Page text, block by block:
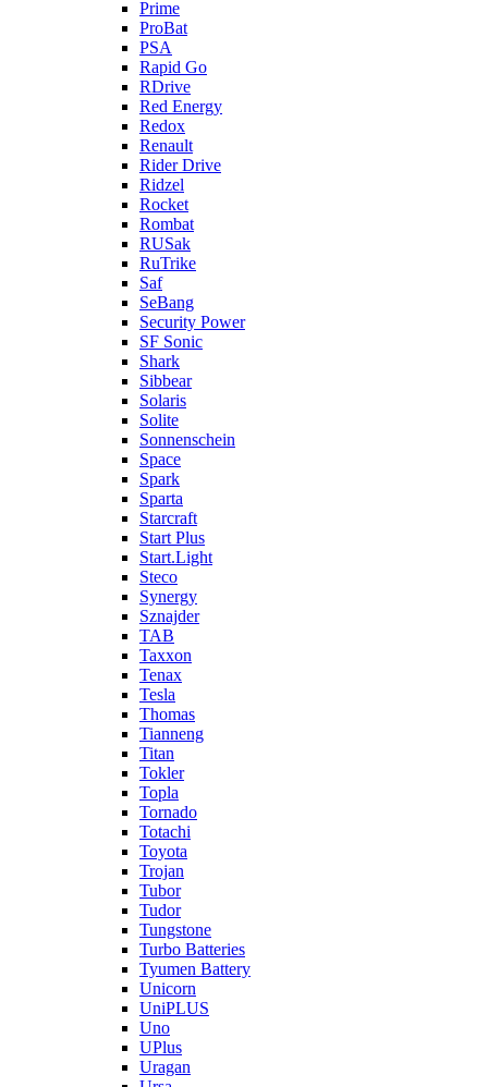
Prime
ProBat
PSA
Rapid Go
RDrive
Red Energy
Redox
Renault
Rider Drive
Ridzel
Rocket
Rombat
RUSak
RuTrike
Saf
SeBang
Security Power
SF Sonic
Shark
Sibbear
Solaris
Solite
Sonnenschein
Space
Spark
Sparta
Starcraft
Start Plus
Start.Light
Steco
Synergy
Sznajder
TAB
Taxxon
Tenax
Tesla
Thomas
Tianneng
Titan
Tokler
Topla
Tornado
Totachi
Toyota
Trojan
Tubor
Tudor
Tungstone
Turbo Batteries
Tyumen Battery
Unicorn
UniPLUS
Uno
UPlus
Uragan